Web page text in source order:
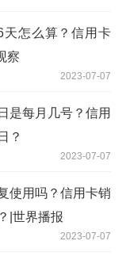
怎么算？信用卡
察
2023-07-07
是每月几号？信用
？
2023-07-07
使用吗？信用卡销
|世界播报
2023-07-07